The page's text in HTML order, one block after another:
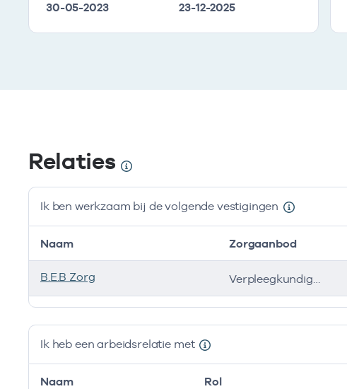
30-05-2023
23-12-2025
Relaties
Ik ben werkzaam bij de volgende vestigingen
Ik ben werkzaam bij de volgende vestigingen
Naam Zorgaanbod
B.E.B Zorg Verpleegkundigen niveau 4
Ik heb een arbeidsrelatie met
Naam Rol